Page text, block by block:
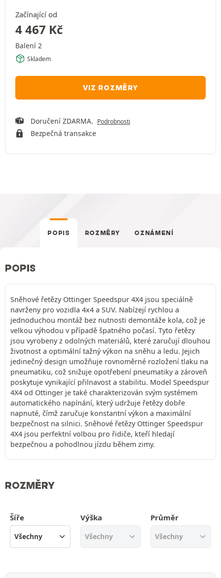
Začínající od
4 467 Kč
Balení 2
Skladem
VIZ ROZMĚRY
Doručení ZDARMA. Podrobnosti
Bezpečná transakce
POPIS ROZMĚRY OZNÁMENÍ
POPIS
Sněhové řetězy Ottinger Speedspur 4X4 jsou speciálně
navrženy pro vozidla 4x4 a SUV. Nabízejí rychlou a
jednoduchou montáž bez nutnosti demontáže kola, což je
velkou výhodou v případě špatného počasí. Tyto řetězy
jsou vyrobeny z odolných materiálů, které zaručují dlouhou
životnost a optimální tažný výkon na sněhu a ledu. Jejich
jedinečný design umožňuje rovnoměrné rozložení tlaku na
pneumatiku, což snižuje opotřebení pneumatiky a zároveň
poskytuje vynikající přilnavost a stabilitu. Model Speedspur
4X4 od Ottinger je také charakterizován svým systémem
automatického napínání, který udržuje řetězy dobře
napnuté, čímž zaručuje konstantní výkon a maximální
bezpečnost na silnici. Sněhové řetězy Ottinger Speedspur
4X4 jsou perfektní volbou pro řidiče, kteří hledají
bezpečnou a pohodlnou jízdu během zimy.
ROZMĚRY
Šíře Výška Průměr